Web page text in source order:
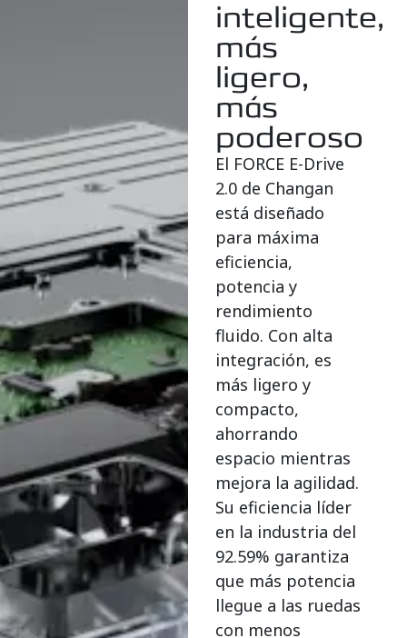
inteligente,
más
ligero,
más
poderoso
El FORCE E-Drive
2.0 de Changan
está diseñado
para máxima
eficiencia,
potencia y
rendimiento
fluido. Con alta
integración, es
más ligero y
compacto,
ahorrando
espacio mientras
mejora la agilidad.
Su eficiencia líder
en la industria del
92.59% garantiza
que más potencia
llegue a las ruedas
con menos